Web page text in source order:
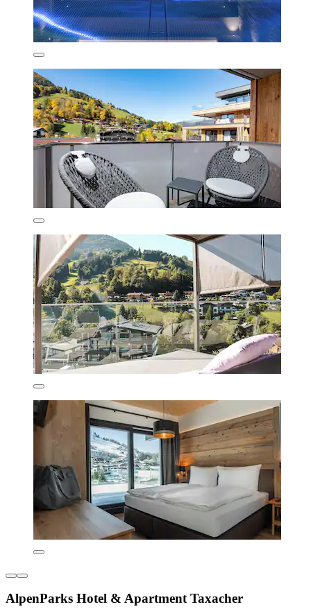
AlpenParks Hotel & Apartment Taxacher